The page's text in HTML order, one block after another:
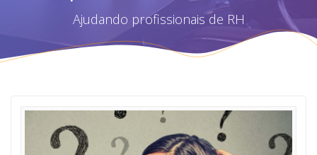
Ajudando profissionais de RH